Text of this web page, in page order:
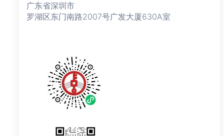
广东省深圳市
罗湖区东门南路2007号广发大厦630A室